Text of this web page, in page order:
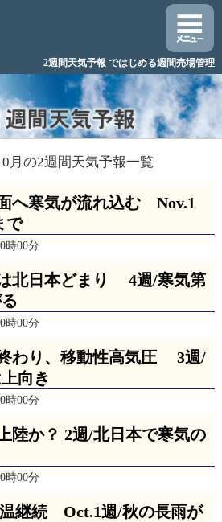
2週間天気予報 ではじめる週間売場管理
月の2週間天気予報一覧
へ寒気が流れ込む Nov.1
で
時00分
北日本どまり 4週/寒気第
時00分
わり、移動性高気圧 3週/
向き
時00分
陸か？ 2週/北日本で寒気の
時00分
温継続 Oct.1週/秋の長雨が